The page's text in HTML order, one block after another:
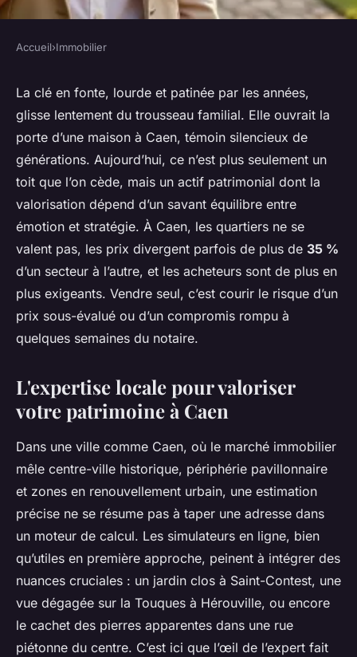
Pourquoi faire appel à une
agence immobilière à Caen ?
Dulce•18/03/2026 11:18•10 min de lecture
Accueil›Immobilier
La clé en fonte, lourde et patinée par les années,
glisse lentement du trousseau familial. Elle ouvrait la
porte d’une maison à Caen, témoin silencieux de
générations. Aujourd’hui, ce n’est plus seulement un
toit que l’on cède, mais un actif patrimonial dont la
valorisation dépend d’un savant équilibre entre
émotion et stratégie. À Caen, les quartiers ne se
valent pas, les prix divergent parfois de plus de 35 %
d’un secteur à l’autre, et les acheteurs sont de plus en
plus exigeants. Vendre seul, c’est courir le risque d’un
prix sous-évalué ou d’un compromis rompu à
quelques semaines du notaire.
L'expertise locale pour valoriser
votre patrimoine à Caen
Dans une ville comme Caen, où le marché immobilier
mêle centre-ville historique, périphérie pavillonnaire
et zones en renouvellement urbain, une estimation
précise ne se résume pas à taper une adresse dans
un moteur de calcul. Les simulateurs en ligne, bien
qu’utiles en première approche, peinent à intégrer des
nuances cruciales : un jardin clos à Saint-Contest, une
vue dégagée sur la Touques à Hérouville, ou encore
le cachet des pierres apparentes dans une rue
piétonne du centre. C’est ici que l’œil de l’expert fait